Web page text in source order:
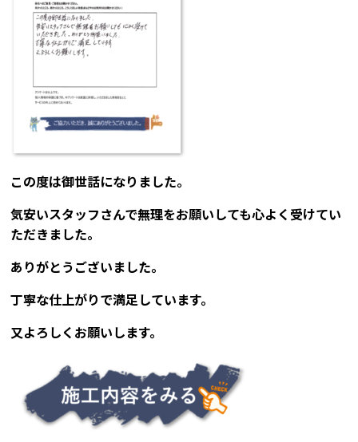
この度は御世話になりました。
気安いスタッフさんで無理をお願いしても心よく受けてい
ただきました。
ありがとうございました。
丁寧な仕上がりで満足しています。
又よろしくお願いします。